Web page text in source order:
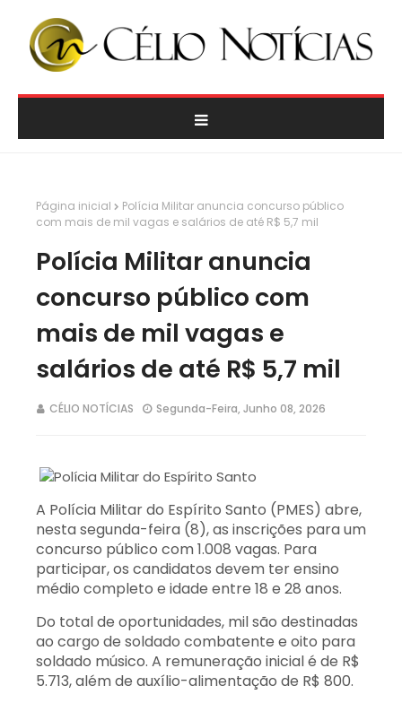
Página inicial
Polícia Militar anuncia concurso público
com mais de mil vagas e salários de até R$ 5,7 mil
Polícia Militar anuncia
concurso público com
mais de mil vagas e
salários de até R$ 5,7 mil
CÉLIO NOTÍCIAS Segunda-Feira, Junho 08, 2026
A Polícia Militar do Espírito Santo (PMES) abre,
nesta segunda-feira (8), as inscrições para um
concurso público com 1.008 vagas. Para
participar, os candidatos devem ter ensino
médio completo e idade entre 18 e 28 anos.
Do total de oportunidades, mil são destinadas
ao cargo de soldado combatente e oito para
soldado músico. A remuneração inicial é de R$
5.713, além de auxílio-alimentação de R$ 800.